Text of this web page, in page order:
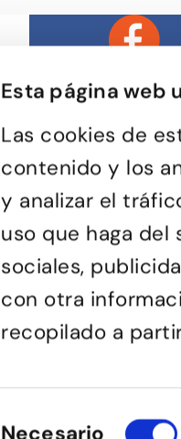
Esta página web
Las cookies de
contenido y los
y analizar el
uso que haga
sociales,
con otra
recopilado a
Necesario
Bailongu és una
gent molt diversa i de
el gust per aprendre a
manera de passar-ho
sensacions.
© Bailongu 2015.